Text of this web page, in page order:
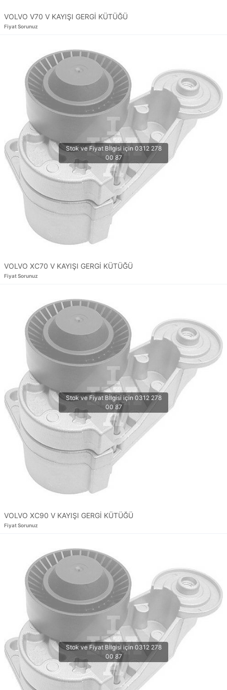
VOLVO V70 V KAYIŞI GERGİ KÜTÜĞÜ
Fiyat Sorunuz
VOLVO XC70 V KAYIŞI GERGİ KÜTÜĞÜ
Fiyat Sorunuz
VOLVO XC90 V KAYIŞI GERGİ KÜTÜĞÜ
Fiyat Sorunuz